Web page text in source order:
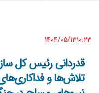
1404/05/13١٠:٢٣
قدردانی رئیس کل
تلاش‌ها و